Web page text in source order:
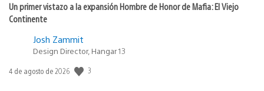
Un primer vistazo a la expansión Hombre de Honor de Mafia: El Viejo
Continente
Josh Zammit
Design Director, Hangar 13
Fecha
4 de agosto de 2026 3